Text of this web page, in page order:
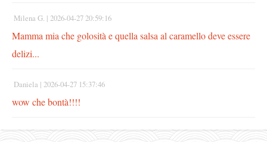
Milena G. | 2026-04-27 20:59:16
Mamma mia che golosità e quella salsa al caramello deve essere
delizi...
Daniela | 2026-04-27 15:37:46
wow che bontà!!!!